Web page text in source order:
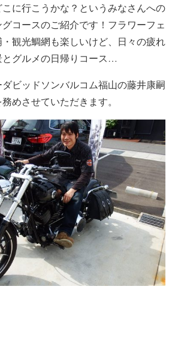
に行こうかな？というみなさんへの
コースのご紹介です！フラワーフェ
観光鯛網も楽しいけど、日々の疲れ
とグルメの日帰りコース…
ビッドソンバルコム福山の藤井康嗣
めさせていただきます。